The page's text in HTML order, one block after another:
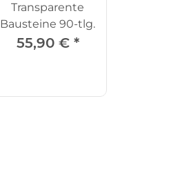
Transparente
Bausteine 90-tlg.
55,90 € *